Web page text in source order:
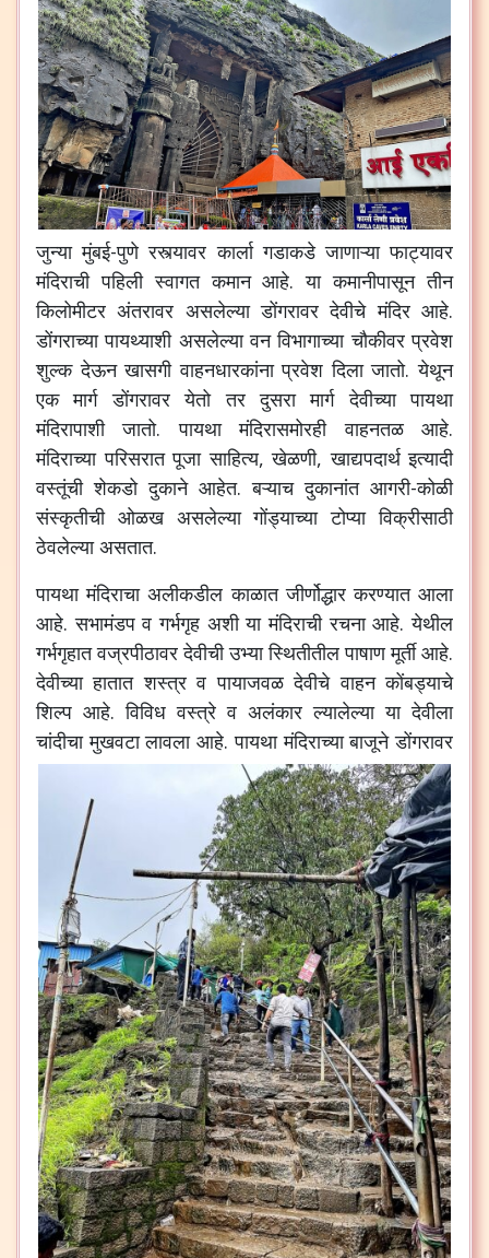
जुन्या मुंबई-पुणे रस्त्यावर कार्ला गडाकडे जाणाऱ्या फाट्यावर
मंदिराची पहिली स्वागत कमान आहे. या कमानीपासून तीन
किलोमीटर अंतरावर असलेल्या डोंगरावर देवीचे मंदिर आहे.
डोंगराच्या पायथ्याशी असलेल्या वन विभागाच्या चौकीवर प्रवेश
शुल्क देऊन खासगी वाहनधारकांना प्रवेश दिला जातो. येथून
एक मार्ग डोंगरावर येतो तर दुसरा मार्ग देवीच्या पायथा
मंदिरापाशी जातो. पायथा मंदिरासमोरही वाहनतळ आहे.
मंदिराच्या परिसरात पूजा साहित्य, खेळणी, खाद्यपदार्थ इत्यादी
वस्तूंची शेकडो दुकाने आहेत. बऱ्याच दुकानांत आगरी-कोळी
संस्कृतीची ओळख असलेल्या गोंड्याच्या टोप्या विक्रीसाठी
ठेवलेल्या असतात.
पायथा मंदिराचा अलीकडील काळात जीर्णोद्धार करण्यात आला
आहे. सभामंडप व गर्भगृह अशी या मंदिराची रचना आहे. येथील
गर्भगृहात वज्रपीठावर देवीची उभ्या स्थितीतील पाषाण मूर्ती आहे.
देवीच्या हातात शस्त्र व पायाजवळ देवीचे वाहन कोंबड्याचे
शिल्प आहे. विविध वस्त्रे व अलंकार ल्यालेल्या या देवीला
चांदीचा मुखवटा लावला आहे.पायथा मंदिराच्या बाजूने डोंगरावर